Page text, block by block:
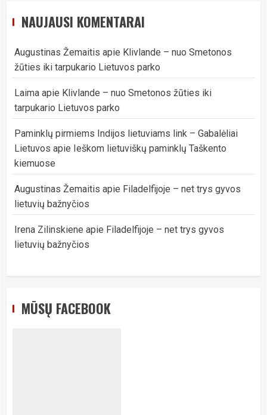
NAUJAUSI KOMENTARAI
Augustinas Žemaitis apie Klivlande – nuo Smetonos
žūties iki tarpukario Lietuvos parko
Laima apie Klivlande – nuo Smetonos žūties iki
tarpukario Lietuvos parko
Paminklų pirmiems Indijos lietuviams link – Gabalėliai
Lietuvos apie Ieškom lietuviškų paminklų Taškento
kiemuose
Augustinas Žemaitis apie Filadelfijoje – net trys gyvos
lietuvių bažnyčios
Irena Zilinskiene apie Filadelfijoje – net trys gyvos
lietuvių bažnyčios
MŪSŲ FACEBOOK